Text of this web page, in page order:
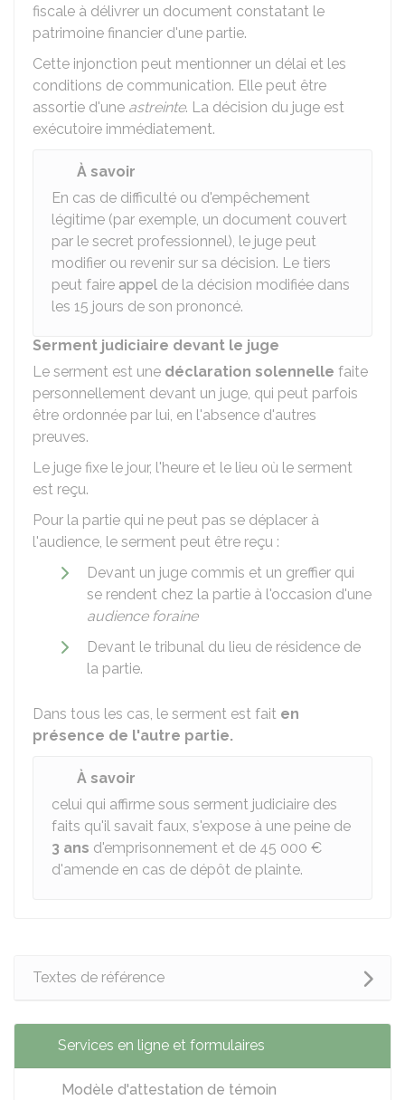
fiscale à délivrer un document constatant le
patrimoine financier d'une partie.
Cette injonction peut mentionner un délai et les
conditions de communication. Elle peut être
assortie d'une astreinte. La décision du juge est
exécutoire immédiatement.
À savoir
En cas de difficulté ou d'empêchement
légitime (par exemple, un document couvert
par le secret professionnel), le juge peut
modifier ou revenir sur sa décision. Le tiers
peut faire appel de la décision modifiée dans
les 15 jours de son prononcé.
Serment judiciaire devant le juge
Le serment est une déclaration solennelle faite
personnellement devant un juge, qui peut parfois
être ordonnée par lui, en l'absence d'autres
preuves.
Le juge fixe le jour, l'heure et le lieu où le serment
est reçu.
Pour la partie qui ne peut pas se déplacer à
l'audience, le serment peut être reçu :
Devant un juge commis et un greffier qui
se rendent chez la partie à l'occasion d'une
audience foraine
Devant le tribunal du lieu de résidence de
la partie.
Dans tous les cas, le serment est fait en
présence de l'autre partie.
À savoir
celui qui affirme sous serment judiciaire des
faits qu'il savait faux, s'expose à une peine de
3 ans d'emprisonnement et de 45 000 €
d'amende en cas de dépôt de plainte.
Textes de référence
Services en ligne et formulaires
Modèle d'attestation de témoin